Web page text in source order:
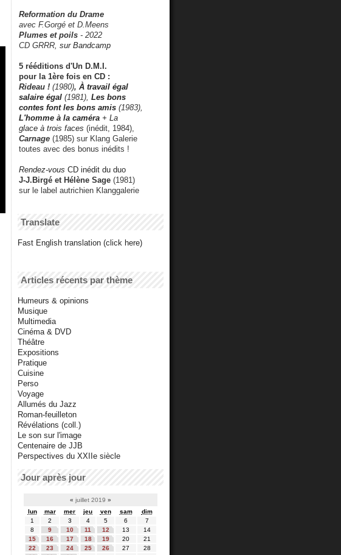
Reformation du Drame
avec F.Gorgé et D.Meens
Plumes et poils - 2022
CD GRRR, sur Bandcamp
5 rééditions d'Un D.M.I.
pour la 1ère fois en CD :
Rideau ! (1980), À travail égal
salaire égal (1981), Les bons
contes font les bons amis (1983),
L'homme à la caméra + La
glace à trois faces (inédit, 1984),
Carnage (1985) sur Klang Galerie
toutes avec des bonus inédits !
Rendez-vous CD inédit du duo
J-J.Birgé et Hélène Sage (1981)
sur le label autrichien Klanggalerie
Translate
Fast English translation (click here)
Articles récents par thème
Humeurs & opinions
Musique
Multimedia
Cinéma & DVD
Théâtre
Expositions
Pratique
Cuisine
Perso
Voyage
Allumés du Jazz
Roman-feuilleton
Révélations (coll.)
Le son sur l'image
Centenaire de JJB
Perspectives du XXIIe siècle
Jour après jour
« juillet 2019 »
lun
mar mer jeu ven sam
dim
1
2 3 4 5 6
7
8
9 10 11 12 13
14
15
16 17 18 19 20
21
22
23 24 25 26 27
28